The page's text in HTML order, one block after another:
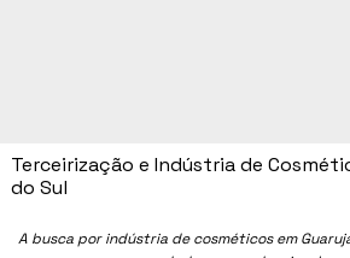
A busca por indústria de cosméticos em
Terceirização e Indústria de
do Sul